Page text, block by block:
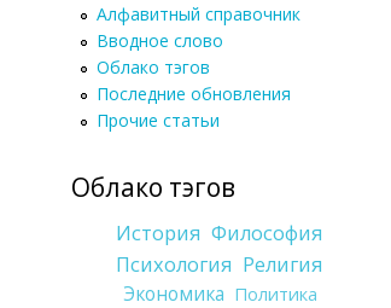
Алфавитный справочник
Вводное слово
Облако тэгов
Последние обновления
Прочие статьи
Облако тэгов
История Философия
Психология Религия
Экономика Политика